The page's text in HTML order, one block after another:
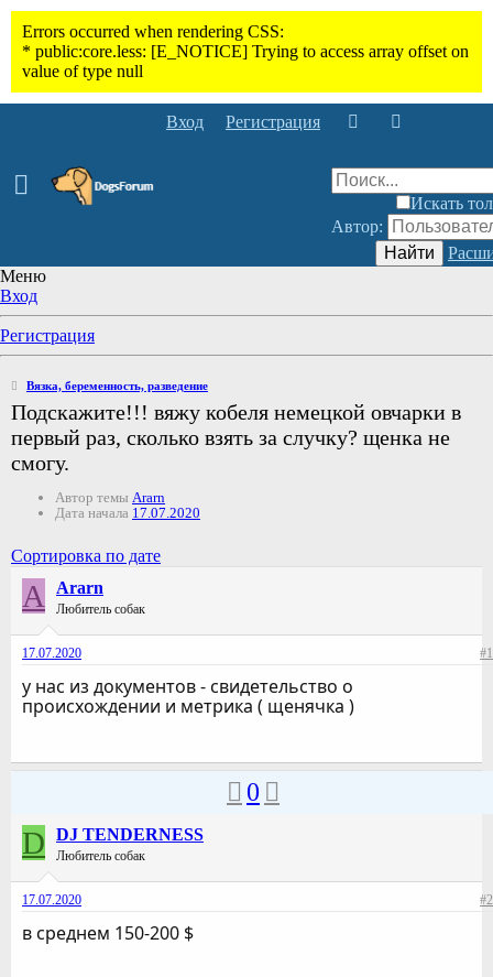
Вход Регистрация
Искать
Автор:
Найти
Меню
Вход
Регистрация
Вязка, беременность, разведение
Подскажите!!! вяжу кобеля немецкой овчарки в
первый раз, сколько взять за случку? щенка не
смогу.
Автор темы Ararn
Дата начала 17.07.2020
Сортировка по дате
A Ararn
Любитель собак
17.07.2020 #1
у нас из документов - свидетельство о
происхождении и метрика ( щенячка )
0
D DJ TENDERNESS
Любитель собак
17.07.2020 #2
в среднем 150-200 $